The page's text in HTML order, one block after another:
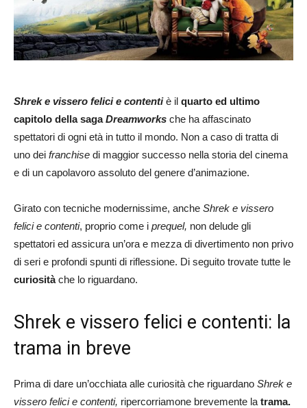
Shrek e vissero felici e contenti è il quarto ed ultimo
capitolo della sagaDreamworks che ha affascinato
spettatori di ogni età in tutto il mondo. Non a caso di tratta di
uno dei franchise di maggior successo nella storia del cinema
e di un capolavoro assoluto del genere d’animazione.
Girato con tecniche modernissime, anche Shrek e vissero
felici e contenti, proprio come i prequel, non delude gli
spettatori ed assicura un’ora e mezza di divertimento non privo
di seri e profondi spunti di riflessione. Di seguito trovate tutte le
curiositàche lo riguardano.
Shrek e vissero felici e contenti: la
trama in breve
Prima di dare un’occhiata alle curiosità che riguardano Shrek e
vissero felici e contenti, ripercorriamone brevemente la trama.